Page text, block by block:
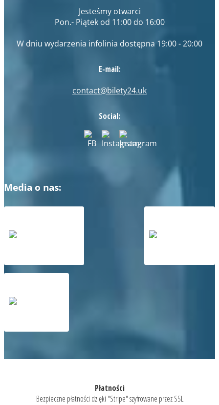
Jesteśmy otwarci
Pon.- Piątek od 11:00 do 16:00
W dniu wydarzenia infolinia dostępna 19:00 - 20:00
E-mail:
contact@bilety24.uk
Social:
Media o nas:
Płatności
Bezpieczne płatności dzięki "Stripe" szyfrowane przez SSL